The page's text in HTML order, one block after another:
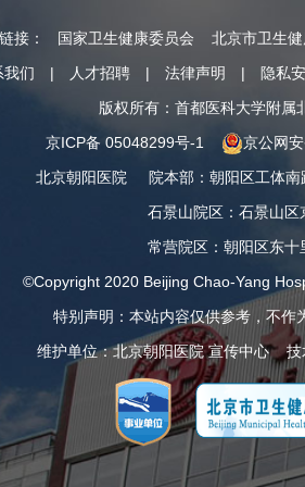
接： 国家卫生健康委员会 北京市卫生
我们
| 人才招聘 | 法律声明 | 隐私
版权所有：首都医科大学附属
京ICP备 05048299号-1
京公网
北京朝阳医院
院本部 ： 朝阳区工体南
石景山院区 ： 石景山区
常营院区 ： 朝阳区东十
©Copyright 2020 Beijing Chao-Yang
特别声明：本站内容仅供参考，不作
维护单位：北京朝阳医院 宣传中心 技